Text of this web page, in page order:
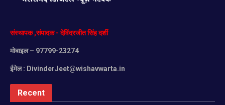
संस्थापक,संपादक-देविंदरजीतसिंहदर्शी
मोबाइल– 97799-23274
ईमेल : DivinderJeet@wishavwarta.in
Recent